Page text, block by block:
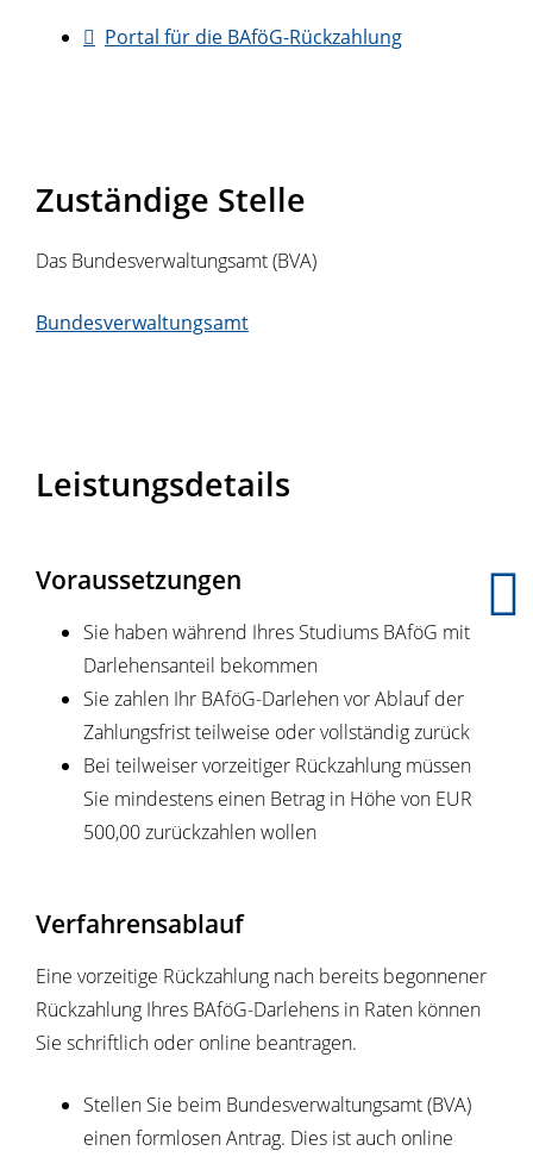
Portal für die BAföG-Rückzahlung
Zuständige Stelle
Das Bundesverwaltungsamt (BVA)
Bundesverwaltungsamt
Leistungsdetails
Voraussetzungen
Sie haben während Ihres Studiums BAföG mit
Darlehensanteil bekommen
Sie zahlen Ihr BAföG-Darlehen vor Ablauf der
Zahlungsfrist teilweise oder vollständig zurück
Bei teilweiser vorzeitiger Rückzahlung müssen
Sie mindestens einen Betrag in Höhe von EUR
500,00 zurückzahlen wollen
Verfahrensablauf
Eine vorzeitige Rückzahlung nach bereits begonnener
Rückzahlung Ihres BAföG-Darlehens in Raten können
Sie schriftlich oder online beantragen.
Stellen Sie beim Bundesverwaltungsamt (BVA)
einen formlosen Antrag. Dies ist auch online